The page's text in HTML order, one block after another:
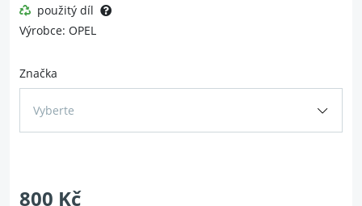
použitý díl
Výrobce: OPEL
Značka
Vyberte
800 Kč